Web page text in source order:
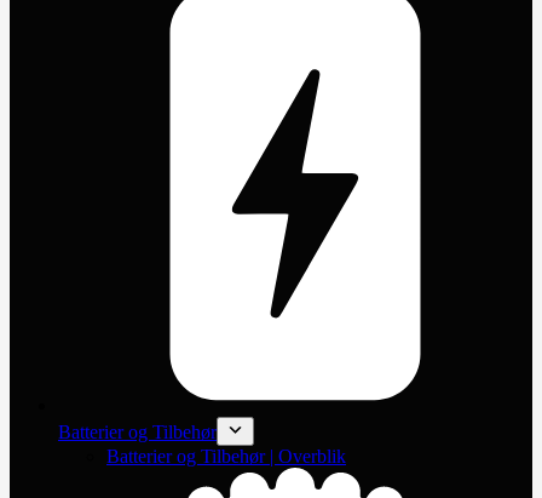
Batterier og Tilbehør
Batterier og Tilbehør | Overblik